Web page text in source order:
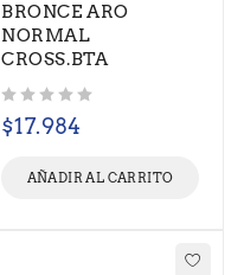
BRONCE ARO
NORMAL
CROSS.BTA
$17.984
AÑADIR AL CARRITO